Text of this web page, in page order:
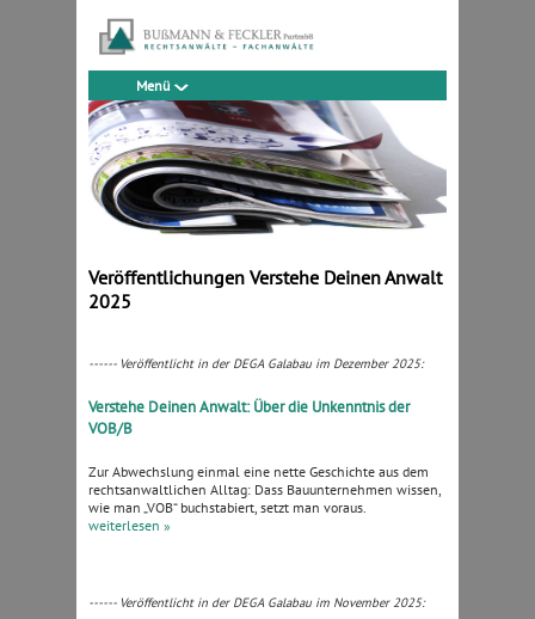
Menü
Veröffentlichungen Verstehe Deinen Anwalt
2025
------ Veröffentlicht in der DEGA Galabau im Dezember 2025:
Verstehe Deinen Anwalt: Über die Unkenntnis der
VOB/B
Zur Abwechslung einmal eine nette Geschichte aus dem
rechtsanwaltlichen Alltag: Dass Bauunternehmen wissen,
wie man „VOB“ buchstabiert, setzt man voraus.
weiterlesen »
------ Veröffentlicht in der DEGA Galabau im November 2025: